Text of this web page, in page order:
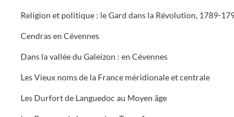
Cendras en Cévennes
Dans la vallée du Galeizon : en Cévennes
Les Vieux noms de la France méridionale et centrale
Les Durfort de Languedoc au Moyen âge